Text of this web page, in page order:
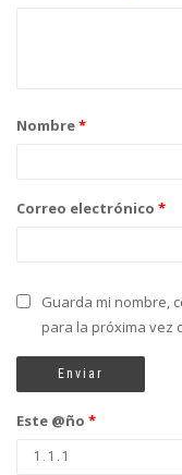
Nombre*
Correo electrónico *
Guarda mi nombre,
para la próxima vez
Este @ño *